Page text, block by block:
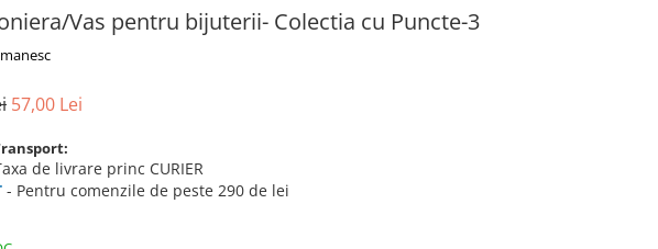
Vas pentru bijuterii- Colectia cu Puncte-3
57,00 Lei
de livrare princ CURIER
- Pentru comenzile de peste 290 de lei